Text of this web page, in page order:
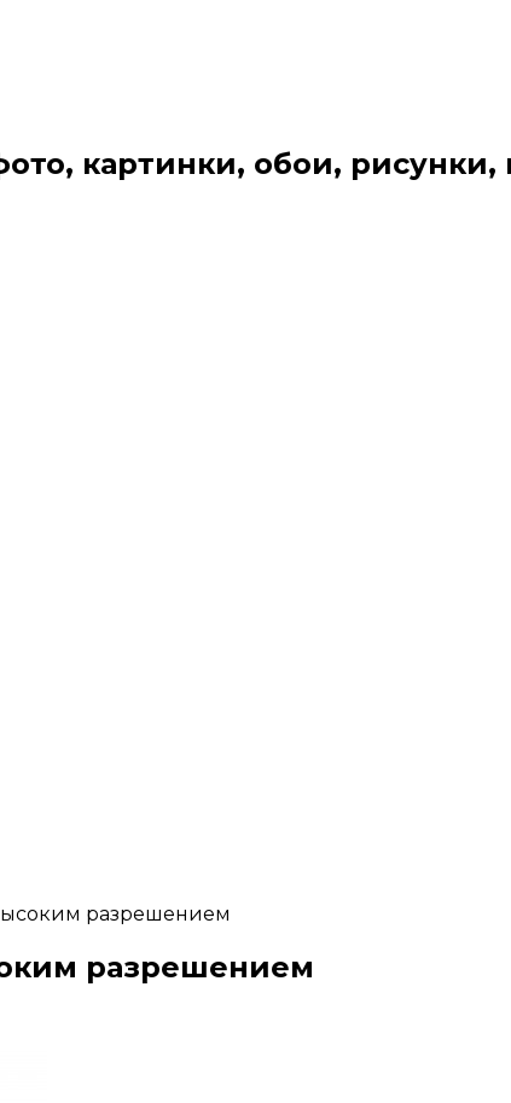
картинки, обои,
разрешением
разрешением